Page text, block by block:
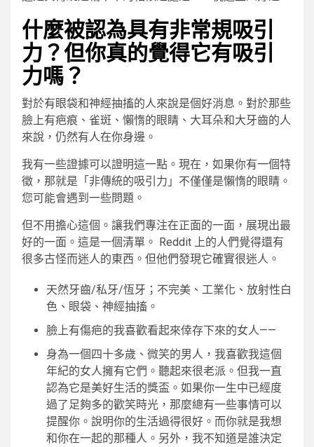
什麼被認為具有非常規吸引
力？但你真的覺得它有吸引
力嗎？
對於有眼袋和神經抽搐的人來說是個好消息。對於那些
臉上有疤痕、雀斑、懶惰的眼睛、大耳朵和大牙齒的人
來說，仍然有人在你身邊。
我有一些證據可以證明這一點。現在，如果你有一個特
徵，那就是「非傳統的吸引力」不僅僅是懶惰的眼睛。
您可能會遇到一些問題。
但不用擔心這個。讓我們專注在正面的一面，展現出最
好的一面。這是一個清單。 Reddit 上的人們覺得還有
很多古怪而迷人的東西。但他們發現它確實很迷人。
天然牙齒/私牙/恆牙；不完美、工業化、放射性白
色、眼袋、神經抽搐。
臉上有傷疤的我喜歡看起來倖存下來的女人——
身為一個四十多歲、微笑的男人，我喜歡我這個
年紀的女人擁有它們。聽起來很老派。但我一直
認為它是美好生活的獎盃。如果你一生中已經度
過了足夠多的歡笑時光，那麼總有一些事情可以
提醒你。說明你的生活過得很好。而你就是我想
和你在一起的那種人。另外，我不知道是誰決定